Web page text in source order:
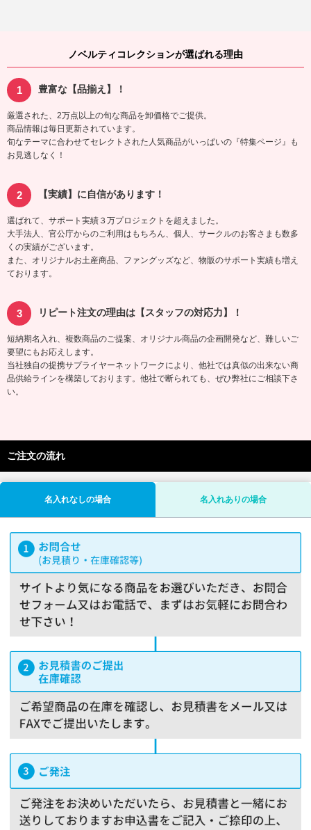
ノベルティコレクションが選ばれる理由
豊富な【品揃え】！
厳選された、2万点以上の旬な商品を卸価格でご提供。
商品情報は毎日更新されています。
旬なテーマに合わせてセレクトされた人気商品がいっぱいの『特集ページ』も
お見逃しなく！
【実績】に自信があります！
選ばれて、サポート実績３万プロジェクトを超えました。
大手法人、官公庁からのご利用はもちろん、個人、サークルのお客さまも数多
くの実績がございます。
また、オリジナルお土産商品、ファングッズなど、物販のサポート実績も増え
ております。
リピート注文の理由は【スタッフの対応力】！
短納期名入れ、複数商品のご提案、オリジナル商品の企画開発など、難しいご
要望にもお応えします。
当社独自の提携サプライヤーネットワークにより、他社では真似の出来ない商
品供給ラインを構築しております。他社で断られても、ぜひ弊社にご相談下さ
い。
ご注文の流れ
名入れなしの場合 名入れありの場合